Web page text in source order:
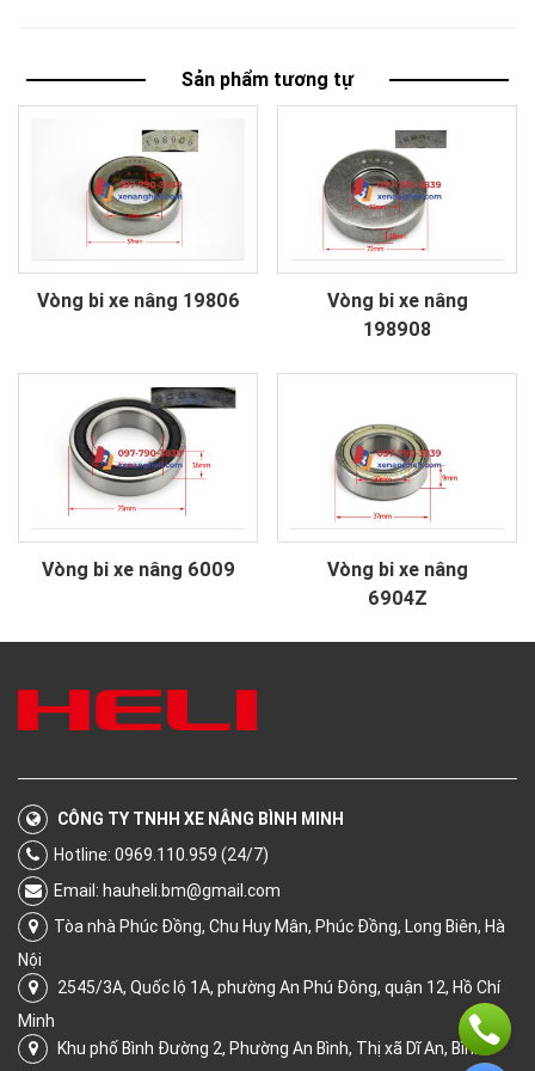
Sản phẩm tương tự
Vòng bi xe nâng 19806
Vòng bi xe nâng
198908
Vòng bi xe nâng 6009
Vòng bi xe nâng
6904Z
CÔNG TY TNHH XE NÂNG BÌNH MINH
Hotline: 0969.110.959 (24/7)
Email: hauheli.bm@gmail.com
Tòa nhà Phúc Đồng, Chu Huy Mân, Phúc Đồng, Long Biên, Hà
Nội
2545/3A, Quốc lộ 1A, phường An Phú Đông, quận 12, Hồ Chí
Minh
Khu phố Bình Đường 2, Phường An Bình, Thị xã Dĩ An, Bình